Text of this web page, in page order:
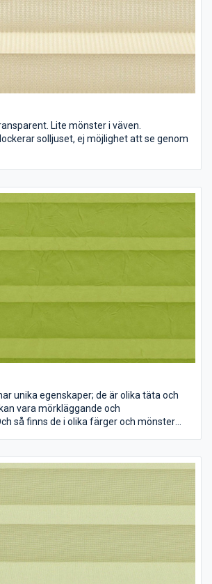
Lite mönster i väven.
solljuset, ej möjlighet att se genom
unika egenskaper; de är olika täta och
vara mörkläggande och
så finns de i olika färger och mönster